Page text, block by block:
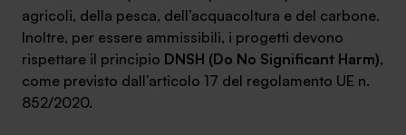
agricoli, della pesca, dell’acquacoltura e del carbone.
Inoltre, per essere ammissibili, i progetti devono
rispettare il principio DNSH (Do No Significant Harm),
come previsto dall’articolo 17 del regolamento UE n.
852/2020.